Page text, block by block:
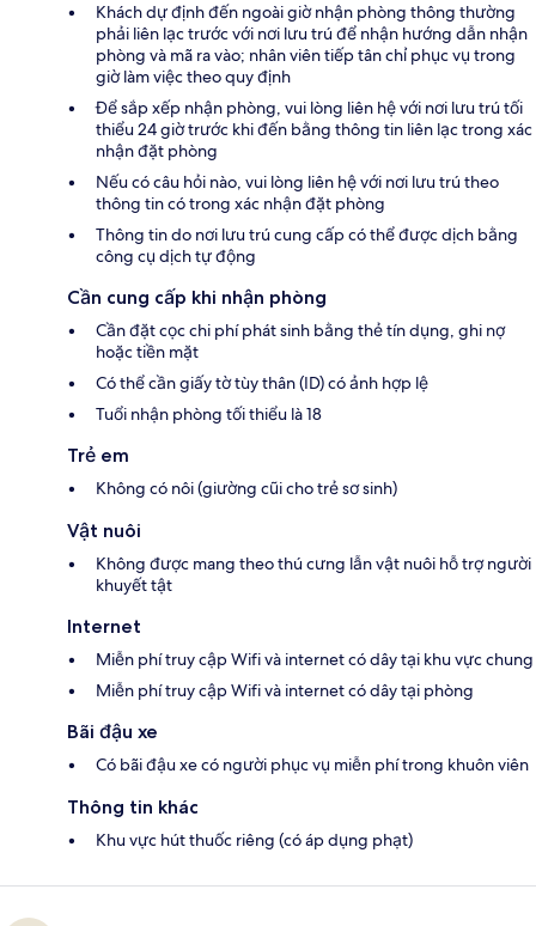
Khách dự định đến ngoài giờ nhận phòng thông thường
phải liên lạc trước với nơi lưu trú để nhận hướng dẫn nhận
phòng và mã ra vào; nhân viên tiếp tân chỉ phục vụ trong
giờ làm việc theo quy định
Để sắp xếp nhận phòng, vui lòng liên hệ với nơi lưu trú tối
thiểu 24 giờ trước khi đến bằng thông tin liên lạc trong xác
nhận đặt phòng
Nếu có câu hỏi nào, vui lòng liên hệ với nơi lưu trú theo
thông tin có trong xác nhận đặt phòng
Thông tin do nơi lưu trú cung cấp có thể được dịch bằng
công cụ dịch tự động
Cần cung cấp khi nhận phòng
Cần đặt cọc chi phí phát sinh bằng thẻ tín dụng, ghi nợ
hoặc tiền mặt
Có thể cần giấy tờ tùy thân (ID) có ảnh hợp lệ
Tuổi nhận phòng tối thiểu là 18
Trẻ em
Không có nôi (giường cũi cho trẻ sơ sinh)
Vật nuôi
Không được mang theo thú cưng lẫn vật nuôi hỗ trợ người
khuyết tật
Internet
Miễn phí truy cập Wifi và internet có dây tại khu vực chung
Miễn phí truy cập Wifi và internet có dây tại phòng
Bãi đậu xe
Có bãi đậu xe có người phục vụ miễn phí trong khuôn viên
Thông tin khác
Khu vực hút thuốc riêng (có áp dụng phạt)